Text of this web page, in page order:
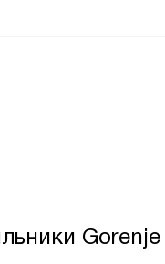
Gorenje